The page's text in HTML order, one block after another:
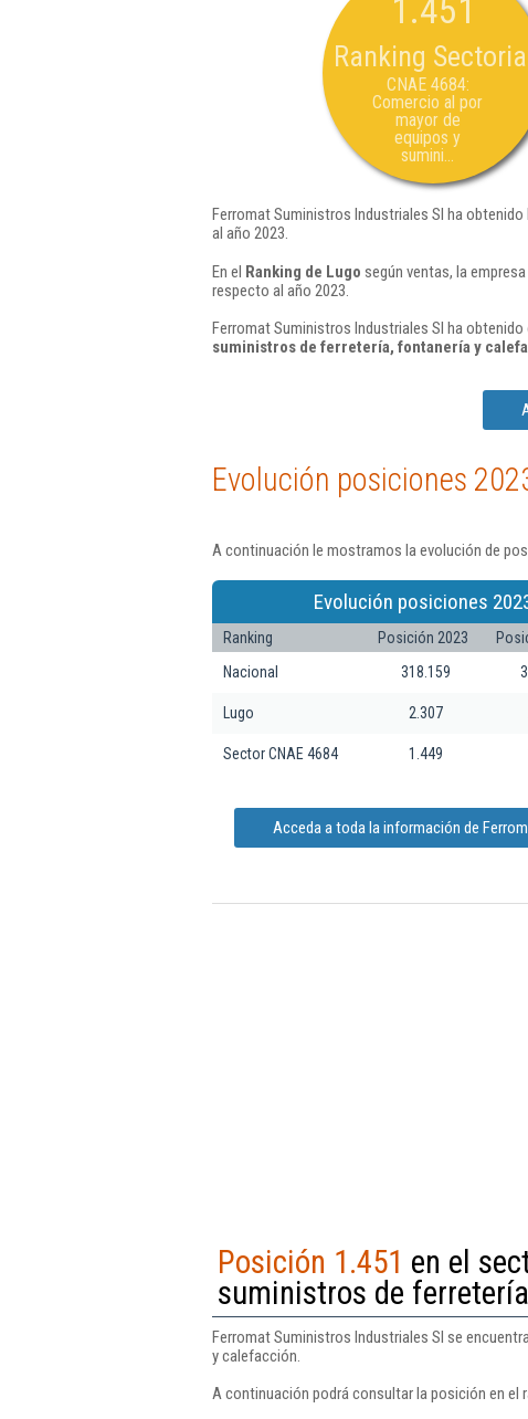
1.451
Ranking
CNAE 4684:
Comercio al por
mayor de
equipos y
sumini...
Ferromat Suministros Industriales Sl ha obtenido
al año 2023.
En el Ranking de Lugo según ventas, la
respecto al año 2023.
Ferromat Suministros Industriales Sl ha obtenido
suministros de ferretería, fontanería y
Evolución posiciones
A continuación le mostramos la evolución de
Evolución posiciones
Ranking Posición 2023
Nacional
318.159
Lugo 2.307
Sector CNAE 4684 1.449
Acceda a toda la información de
Posición 1.451 en el
suministros de
Ferromat Suministros Industriales Sl se
y calefacción.
A continuación podrá consultar la posición en el